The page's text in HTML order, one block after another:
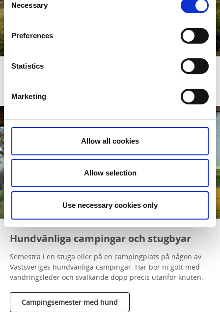
Selection
Necessary
Preferences
Statistics
Marketing
Allow all cookies
Allow selection
Use necessary cookies only
Hundvändliga hotell i Dalsland
Hundvänliga campingar och stugbyar
Semestra i en stuga eller på en campingplats på någon av
Västsveriges hundvänliga campingar. Här bor ni gott med
vandringsleder och svalkande dopp precis utanför knuten.
Campingsemester med hund